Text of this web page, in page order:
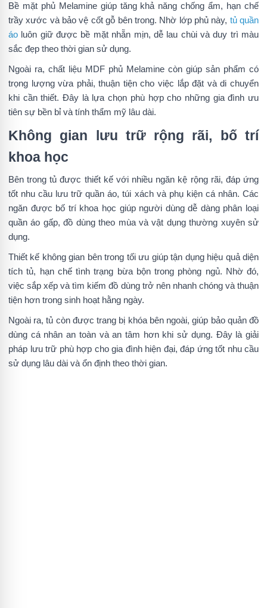
Bề mặt phủ Melamine giúp tăng khả năng chống ẩm, hạn chế
trầy xước và bảo vệ cốt gỗ bên trong. Nhờ lớp phủ này, tủ quần
áo luôn giữ được bề mặt nhẵn mịn, dễ lau chùi và duy trì màu
sắc đẹp theo thời gian sử dụng.
Ngoài ra, chất liệu MDF phủ Melamine còn giúp sản phẩm có
trọng lượng vừa phải, thuận tiện cho việc lắp đặt và di chuyển
khi cần thiết. Đây là lựa chọn phù hợp cho những gia đình ưu
tiên sự bền bỉ và tính thẩm mỹ lâu dài.
Không gian lưu trữ rộng rãi, bố trí
khoa học
Bên trong tủ được thiết kế với nhiều ngăn kệ rộng rãi, đáp ứng
tốt nhu cầu lưu trữ quần áo, túi xách và phụ kiện cá nhân. Các
ngăn được bố trí khoa học giúp người dùng dễ dàng phân loại
quần áo gấp, đồ dùng theo mùa và vật dụng thường xuyên sử
dụng.
Thiết kế không gian bên trong tối ưu giúp tận dụng hiệu quả diện
tích tủ, hạn chế tình trạng bừa bộn trong phòng ngủ. Nhờ đó,
việc sắp xếp và tìm kiếm đồ dùng trở nên nhanh chóng và thuận
tiện hơn trong sinh hoạt hằng ngày.
Ngoài ra, tủ còn được trang bị khóa bên ngoài, giúp bảo quản đồ
dùng cá nhân an toàn và an tâm hơn khi sử dụng. Đây là giải
pháp lưu trữ phù hợp cho gia đình hiện đại, đáp ứng tốt nhu cầu
sử dụng lâu dài và ổn định theo thời gian.